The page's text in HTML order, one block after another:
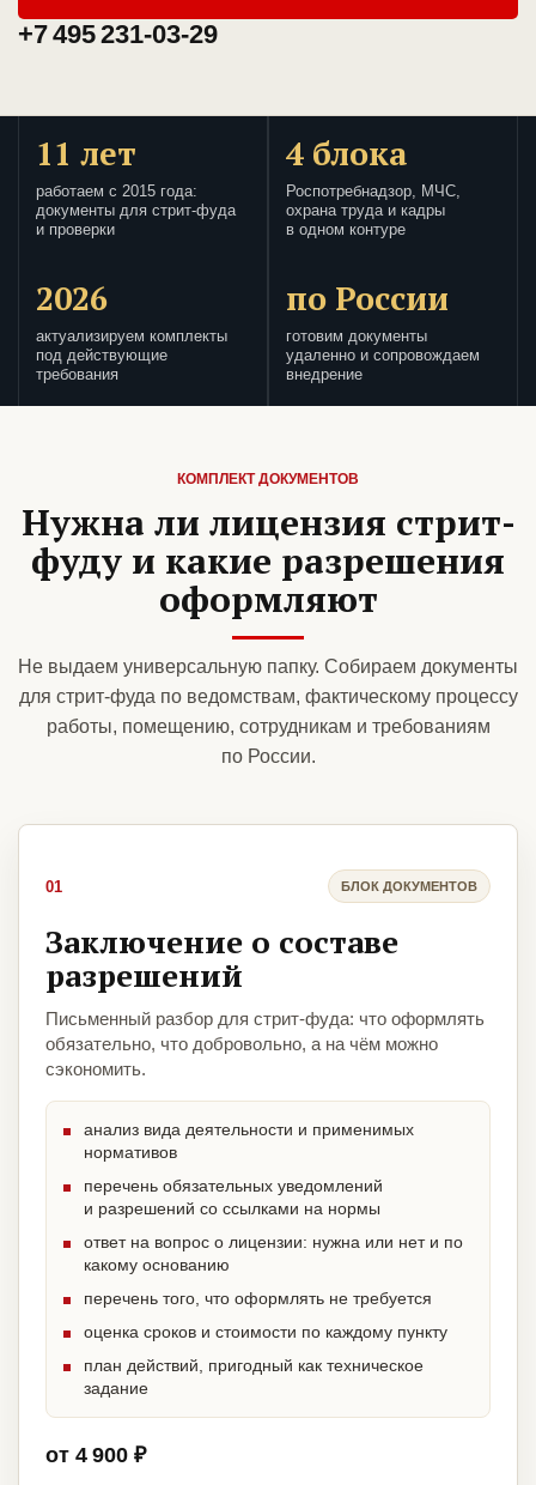
+7 495 231-03-29
11 лет
работаем с 2015 года:
документы для стрит-фуда
и проверки
4 блока
Роспотребнадзор, МЧС,
охрана труда и кадры
в одном контуре
2026
актуализируем комплекты
под действующие
требования
по России
готовим документы
удаленно и сопровождаем
внедрение
КОМПЛЕКТ ДОКУМЕНТОВ
Нужна ли лицензия стрит-
фуду и какие разрешения
оформляют
Не выдаем универсальную папку. Собираем документы
для стрит-фуда по ведомствам, фактическому процессу
работы, помещению, сотрудникам и требованиям
по России.
01 БЛОК ДОКУМЕНТОВ
Заключение о составе
разрешений
Письменный разбор для стрит-фуда: что оформлять
обязательно, что добровольно, а на чём можно
сэкономить.
анализ вида деятельности и применимых
нормативов
перечень обязательных уведомлений
и разрешений со ссылками на нормы
ответ на вопрос о лицензии: нужна или нет и по
какому основанию
перечень того, что оформлять не требуется
оценка сроков и стоимости по каждому пункту
план действий, пригодный как техническое
задание
от 4 900 ₽